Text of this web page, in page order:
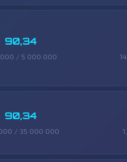
90,34
/ 5 000 000
90,34
/ 35 000 000